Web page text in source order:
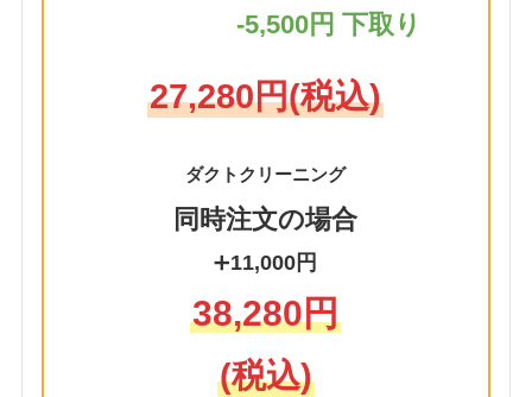
-5,500円 下取り
27,280円(税込)
ダクトクリーニング
同時注文の場合
➕11,000円
38,280円
(税込)